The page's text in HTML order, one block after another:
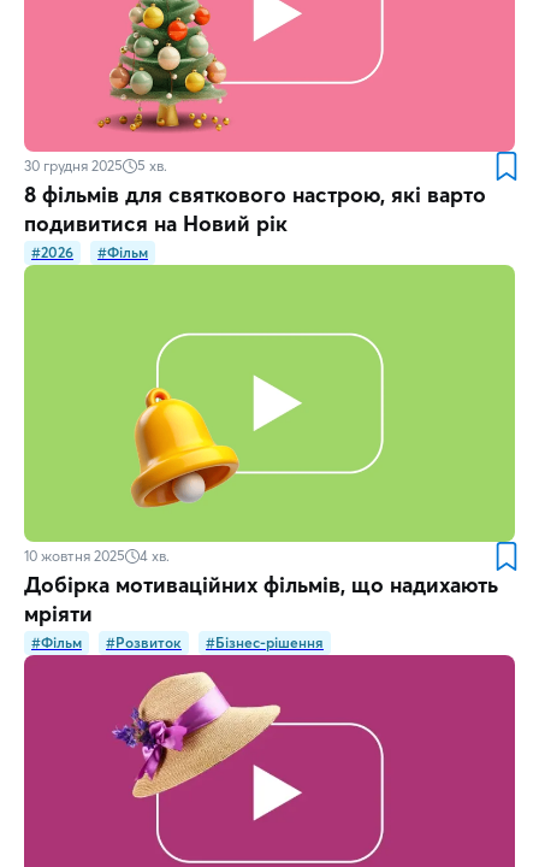
30 грудня 2025 5 хв.
8 фільмів для святкового настрою, які варто
подивитися на Новий рік
#2026 #Фільм
10 жовтня 2025 4 хв.
Добірка мотиваційних фільмів, що надихають
мріяти
#Фільм #Розвиток #Бізнес-рішення